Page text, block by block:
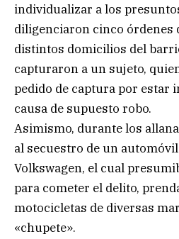
individualizar a los
diligenciaron cinco órdenes
distintos domicilios del
capturaron a un sujeto,
pedido de captura por estar
causa de supuesto robo.
Asimismo, durante los
al secuestro de un
Volkswagen, el cual
para cometer el delito,
motocicletas de diversas
«chupete».